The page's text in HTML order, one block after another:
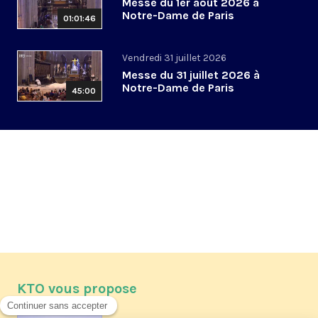
01:01:46
Notre-Dame de Paris
45:00
Vendredi 31 juillet 2026
Messe du 31 juillet 2026 à
Notre-Dame de Paris
KTO vous propose